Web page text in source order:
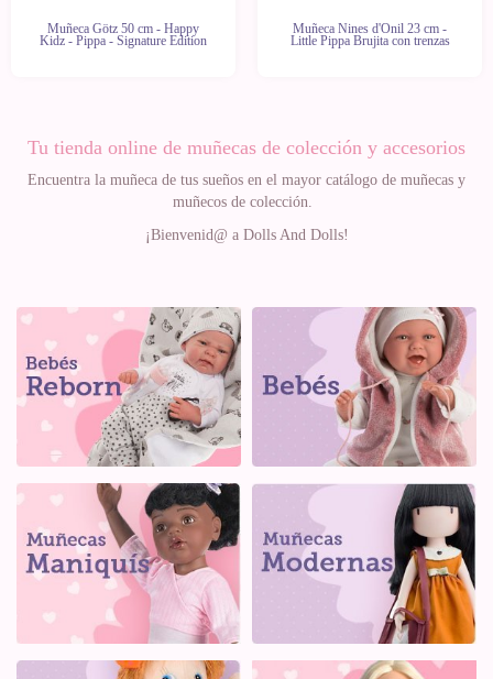
Muñeca Götz 50 cm - Happy
Kidz - Pippa - Signature Edition
Muñeca Nines d'Onil 23 cm -
Little Pippa Brujita con trenzas
Tu tienda online de muñecas de colección y accesorios
Encuentra la muñeca de tus sueños en el mayor catálogo de muñecas y
muñecos de colección.
¡Bienvenid@ a Dolls And Dolls!